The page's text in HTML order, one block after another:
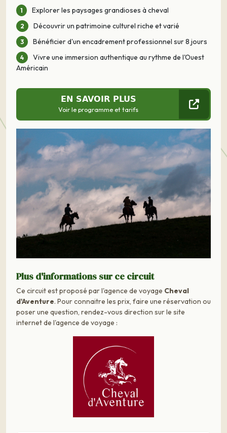
Explorer les paysages grandioses à cheval
Découvrir un patrimoine culturel riche et varié
Bénéficier d'un encadrement professionnel sur 8 jours
Vivre une immersion authentique au rythme de l'Ouest
Américain
EN SAVOIR PLUS
Voir le programme et tarifs
Plus d'informations sur ce circuit
Ce circuit est proposé par l'agence de voyage Cheval
d'Aventure. Pour connaitre les prix, faire une réservation ou
poser une question, rendez-vous direction sur le site
internet de l'agence de voyage :